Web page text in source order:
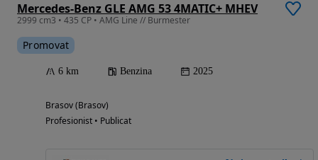
Mercedes-Benz GLE AMG 53 4MATIC+ MHEV
2999 cm3 • 435 CP • AMG Line // Burmester
Promovat
6 km Benzina 2025
Brasov (Brasov)
Profesionist • Publicat